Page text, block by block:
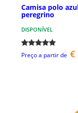
Camisa polo
peregrino
DISPONÍVEL
Preço a partir de €